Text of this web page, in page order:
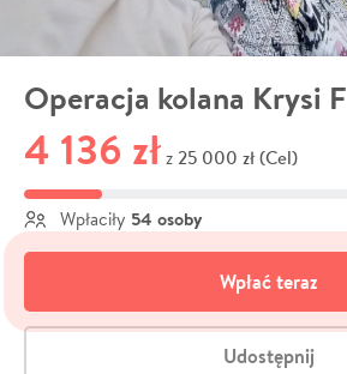
Operacja kolana Krysi F
4 136 zł z 25 000 zł (Cel)
Wpłaciły 54 osoby
Wpłać teraz
Udostępnij